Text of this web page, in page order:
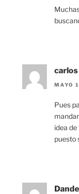
carlos
MAYO
Pues
idea
puesto